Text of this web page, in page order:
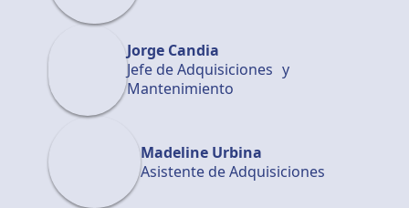
Jorge Candia
Jefe de Adquisiciones y
Mantenimiento
Madeline Urbina
Asistente de Adquisiciones